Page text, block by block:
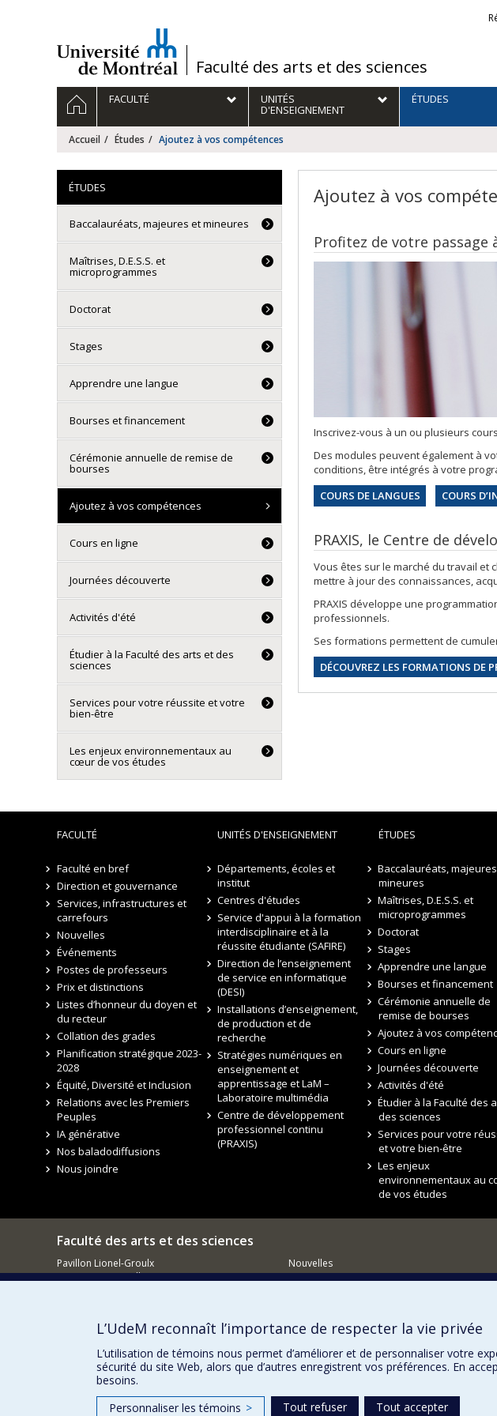
/Faculté des arts et des sciences
Navigation
principale
ACCUEILFACULTÉ UNITÉS
D'ENSEIGNEMENT
ÉTUDES
Accueil Études Ajoutez à vos compétences
Ajoutez à vos
Profitez de votre passage
Inscrivez-vous à un ou plusieurs
Des modules peuvent également à
conditions, être intégrés à votre
COURS DE LANGUES
COURS
PRAXIS, le Centre de
Vous êtes sur le marché du travail et
mettre à jour des connaissances,
PRAXIS développe une
professionnels.
Ses formations permettent de
DÉCOUVREZ LES FORMATIONS DE
ÉTUDES
Baccalauréats, majeures et mineures
Maîtrises, D.E.S.S. et
microprogrammes
Doctorat
Stages
Apprendre une langue
Bourses et financement
Cérémonie annuelle de remise de
bourses
Ajoutez à vos compétences
Cours en ligne
Journées découverte
Activités d'été
Étudier à la Faculté des arts et des
sciences
Services pour votre réussite et votre
bien-être
Les enjeux environnementaux au
cœur de vos études
FACULTÉ
Faculté en bref
Direction et gouvernance
Services, infrastructures et
carrefours
Nouvelles
Événements
Postes de professeurs
Prix et distinctions
Listes d’honneur du doyen et
du recteur
Collation des grades
Planification stratégique 2023-
2028
Équité, Diversité et Inclusion
Relations avec les Premiers
Peuples
IA générative
Nos baladodiffusions
Nous joindre
UNITÉS D'ENSEIGNEMENT
Départements, écoles et
institut
Centres d'études
Service d'appui à la formation
interdisciplinaire et à la
réussite étudiante (SAFIRE)
Direction de l’enseignement
de service en informatique
(DESI)
Installations d’enseignement,
de production et de
recherche
Stratégies numériques en
enseignement et
apprentissage et LaM –
Laboratoire multimédia
Centre de développement
professionnel continu
(PRAXIS)
ÉTUDES
Baccalauréats,
mineures
Maîtrises, D.E.S.S. et
microprogrammes
Doctorat
Stages
Apprendre une langue
Bourses et financement
Cérémonie annuelle de
remise de bourses
Ajoutez à vos
Cours en ligne
Journées découverte
Activités d'été
Étudier à la Faculté des
des sciences
Services pour votre
et votre bien-être
Les enjeux
environnementaux au
de vos études
Faculté des arts et des sciences
Pavillon Lionel-Groulx
3150, rue Jean-Brillant
Nouvelles
Événements
L’UdeM reconnaît l’importance de respecter la vie privée
L’utilisation de témoins nous permet d’améliorer et de personnaliser votre
sécurité du site Web, alors que d’autres enregistrent vos préférences. En
besoins.
Personnaliser les témoins > Tout refuser Tout accepter